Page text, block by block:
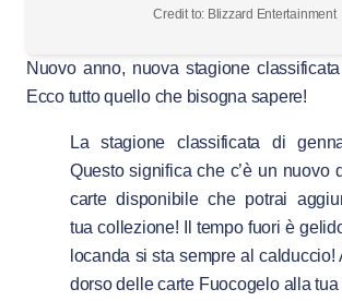
Credit to: Blizzard Entertainment
Nuovo anno, nuova stagione
Ecco tutto quello che bisogna sapere!
La stagione classificata di
Questo significa che c’è un nuovo
carte disponibile che potrai
tua collezione! Il tempo fuori è
locanda si sta sempre al calduccio!
dorso delle carte Fuocogelo alla